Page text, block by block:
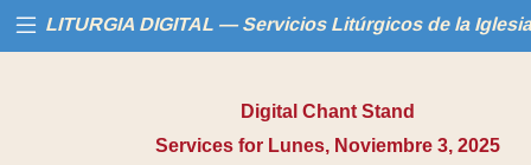
LITURGIA DIGITAL — Servicios Litúrgicos de la
Digital Chant Stand
Services for Lunes, Noviembre 3, 2025